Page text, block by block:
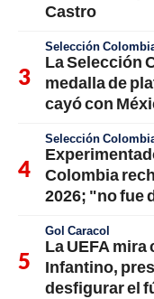
Castro
Selección
La Selección
medalla de
cayó con
Selección
Colombia
2026; "no fue
Gol Caracol
La UEFA
Infantino,
desfigurar el